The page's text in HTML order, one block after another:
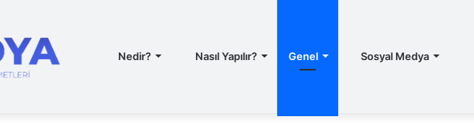
Nedir? Nasıl Yapılır? Genel Sosyal Medya